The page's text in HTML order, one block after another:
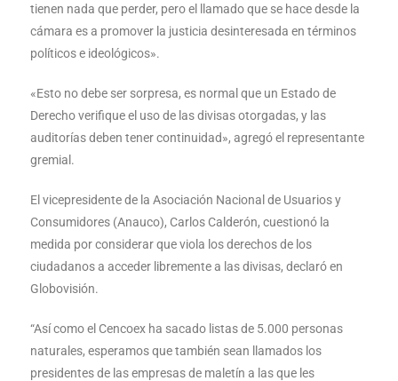
tienen nada que perder, pero el llamado que se hace desde la
cámara es a promover la justicia desinteresada en términos
políticos e ideológicos».
«Esto no debe ser sorpresa, es normal que un Estado de
Derecho verifique el uso de las divisas otorgadas, y las
auditorías deben tener continuidad», agregó el representante
gremial.
El vicepresidente de la Asociación Nacional de Usuarios y
Consumidores (Anauco), Carlos Calderón, cuestionó la
medida por considerar que viola los derechos de los
ciudadanos a acceder libremente a las divisas, declaró en
Globovisión.
“Así como el Cencoex ha sacado listas de 5.000 personas
naturales, esperamos que también sean llamados los
presidentes de las empresas de maletín a las que les